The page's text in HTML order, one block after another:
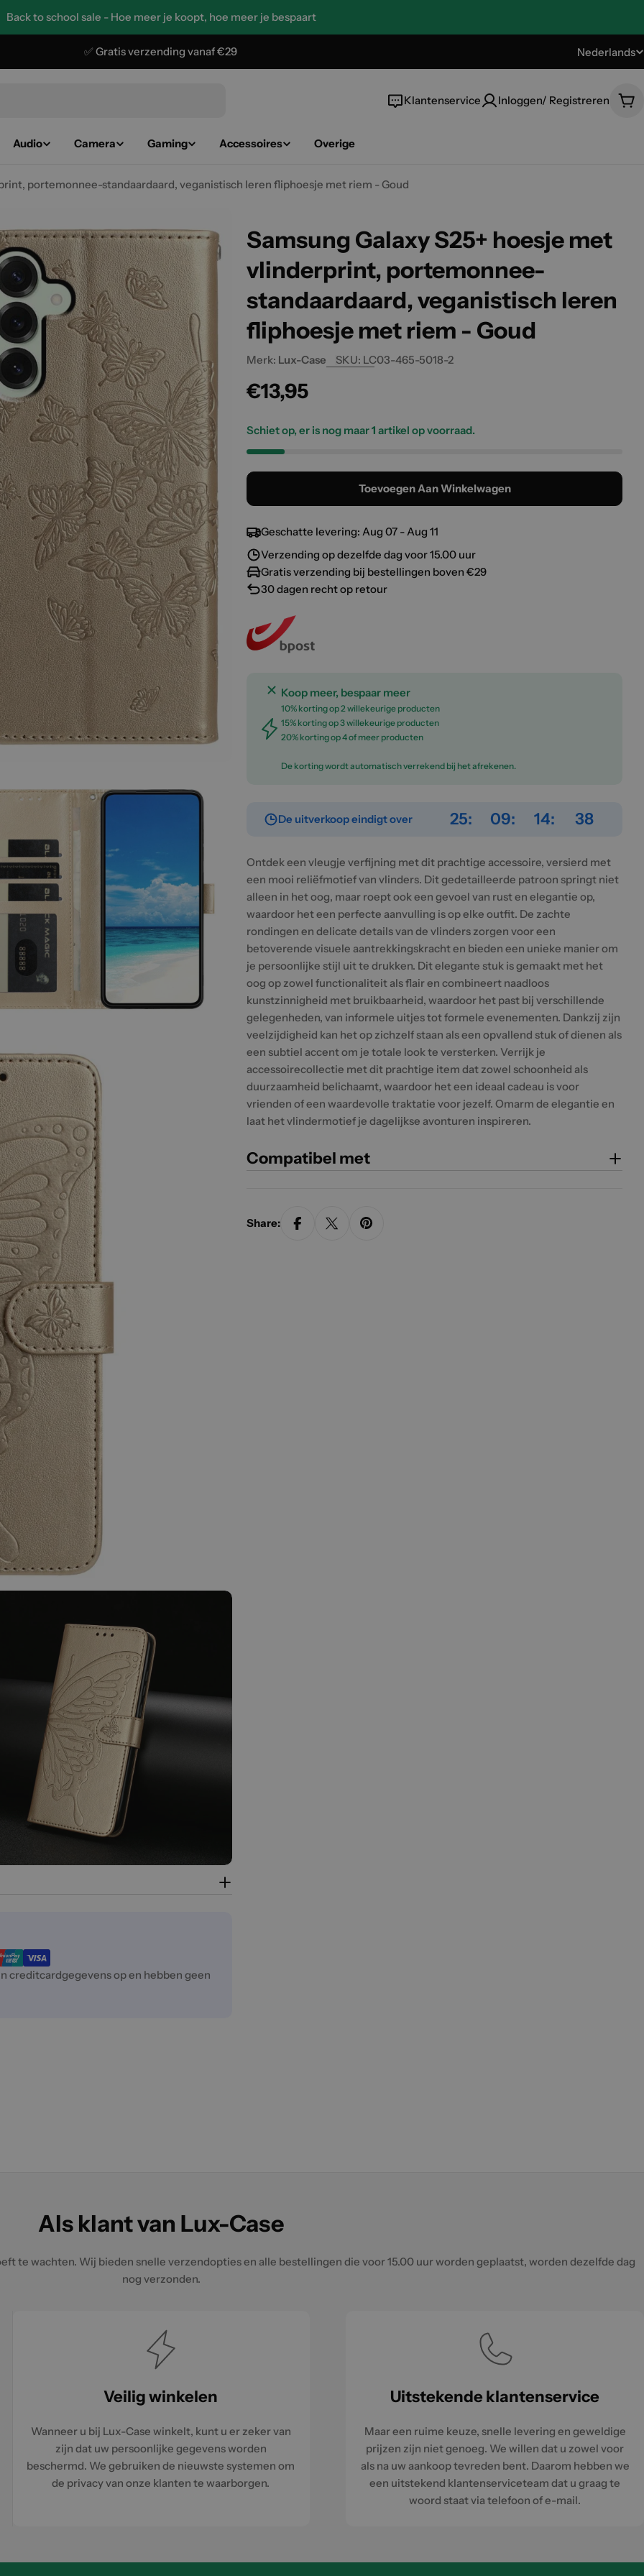
Back to school sale - Hoe meer je koopt, hoe meer je bespaart
✅ Gratis verzending vanaf €29
T
a
Nederlands
Klantenservice Inloggen/ Registreren
Audio Camera Gaming Accessoires Overige
portemonnee-standaardaard, veganistisch leren fliphoesje met riem - Goud
2 in modal
5 in modal
creditcardgegevens op en hebben geen
Samsung Galaxy S25+ hoesje met
vlinderprint, portemonnee-
standaardaard, veganistisch leren
fliphoesje met riem - Goud
Merk: Lux-Case SKU: LC03-465-5018-2
Normale
€13,95
Schiet op, er is nog maar1 artikel op voorraad.
Toevoegen Aan Winkelwagen
Geschatte levering:Aug 07 - Aug 11
Verzending op dezelfde dag voor 15.00 uur
Gratis verzending bij bestellingen boven €29
30 dagen recht op retour
Koop meer, bespaar meer
10% korting op 2 willekeurige producten
15% korting op 3 willekeurige producten
20% korting op 4 of meer producten
De korting wordt automatisch verrekend bij het afrekenen.
De uitverkoop eindigt over 25 09 14 37
Ontdek een vleugje verfijning met dit prachtige accessoire, versierd met
een mooi reliëfmotief van vlinders. Dit gedetailleerde patroon springt niet
alleen in het oog, maar roept ook een gevoel van rust en elegantie op,
waardoor het een perfecte aanvulling is op elke outfit. De zachte
rondingen en delicate details van de vlinders zorgen voor een
betoverende visuele aantrekkingskracht en bieden een unieke manier om
je persoonlijke stijl uit te drukken. Dit elegante stuk is gemaakt met het
oog op zowel functionaliteit als flair en combineert naadloos
kunstzinnigheid met bruikbaarheid, waardoor het past bij verschillende
gelegenheden, van informele uitjes tot formele evenementen. Dankzij zijn
veelzijdigheid kan het op zichzelf staan als een opvallend stuk of dienen als
een subtiel accent om je totale look te versterken. Verrijk je
accessoirecollectie met dit prachtige item dat zowel schoonheid als
duurzaamheid belichaamt, waardoor het een ideaal cadeau is voor
vrienden of een waardevolle traktatie voor jezelf. Omarm de elegantie en
laat het vlindermotief je dagelijkse avonturen inspireren.
Compatibel met
Share:
Als klant van Lux-Case
te wachten. Wij bieden snelle verzendopties en alle bestellingen die voor 15.00 uur worden geplaatst, worden dezelfde dag
nog verzonden.
Veilig winkelen
Wanneer u bij Lux-Case winkelt, kunt u er zeker van
zijn dat uw persoonlijke gegevens worden
beschermd. We gebruiken de nieuwste systemen om
de privacy van onze klanten te waarborgen.
Uitstekende klantenservice
Maar een ruime keuze, snelle levering en geweldige
prijzen zijn niet genoeg. We willen dat u zowel voor
als na uw aankoop tevreden bent. Daarom hebben we
een uitstekend klantenserviceteam dat u graag te
woord staat via telefoon of e-mail.